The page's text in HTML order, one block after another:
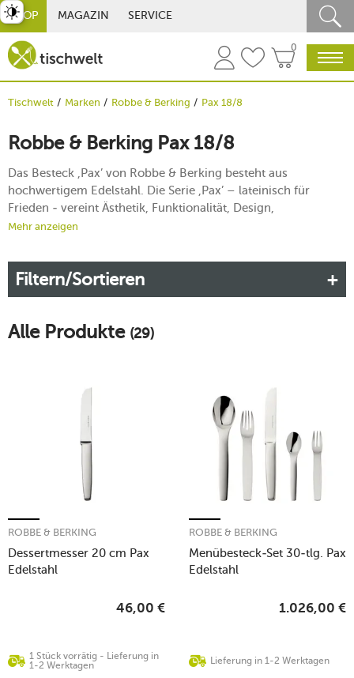
SHOP MAGAZIN SERVICE
0
Tischwelt Marken Robbe & Berking Pax 18/8
Robbe & Berking Pax 18/8
Das Besteck ,Pax’ von Robbe & Berking besteht aus
hochwertigem Edelstahl. Die Serie ,Pax’ – lateinisch für
Frieden - vereint Ästhetik, Funktionalität, Design,
Konzeptkunst und Pragmatismus. Dieses Menübesteck
und es liegt wunderbar bequem in der Hand. Es ist
zweckmäßig, formschön und zeitlos. ,Pax’ ist aufgrund seiner
hohen Qualität auch bestens für die Spülmaschine geeignet.
Mehr anzeigen
Filtern/Sortieren
Alle Produkte (29)
Dessertmesser 20 cm Pax
Edelstahl
ROBBE & BERKING
1 Stück vorrätig - Lieferung in
1-2 Werktagen
46,00 €
Menübesteck-Set 30-tlg. Pax
Edelstahl
ROBBE & BERKING
Lieferung in 1-2 Werktagen
1.026,00 €
umschalten